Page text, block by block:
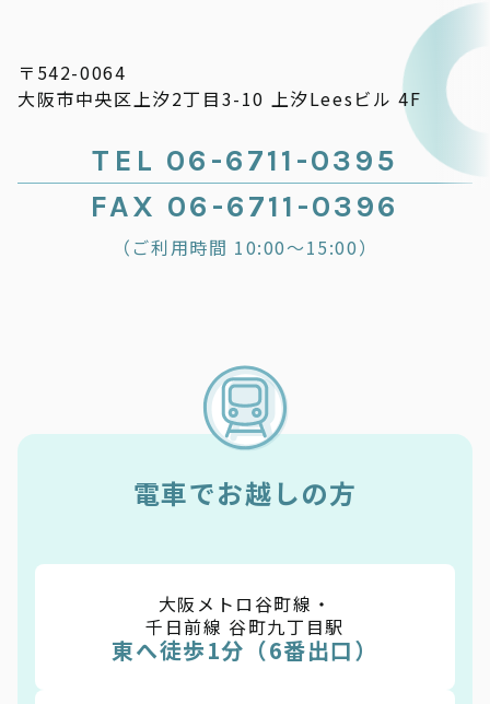
〒542-0064
大阪市中央区上汐2丁目3-10 上汐Leesビル 4F
TEL 06-6711-0395
FAX 06-6711-0396
（ご利用時間 10:00～15:00）
電車でお越しの方
大阪メトロ谷町線・
千日前線 谷町九丁目駅
東へ徒歩1分（6番出口）